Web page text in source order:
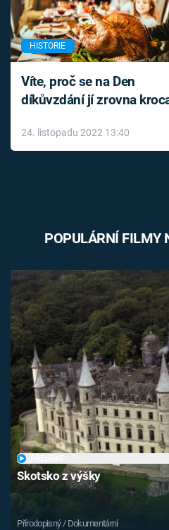
HISTORIE
Víte, proč se na Den
díkůvzdání jí zrovna
24. listopadu 2022 13:40
POPULÁRNÍ FILMY
Skotsko z výšky
Přírodopisný / Dokumentární